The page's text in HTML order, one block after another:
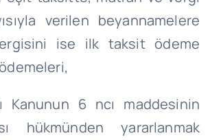
verilen beyannamelere
ise ilk taksit ödeme
Kanunun 6 ncı maddesinin
hükmünden yararlanmak